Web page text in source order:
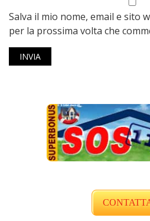
Salva il mio nome, email e sito
per la prossima volta che